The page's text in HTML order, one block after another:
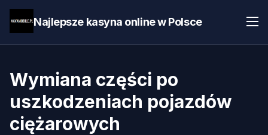
Najlepsze kasyna online w Polsce
Wymiana części po
uszkodzeniach pojazdów
ciężarowych